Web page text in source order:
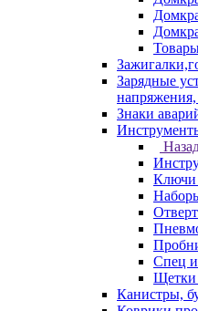
Зарядные
напряжения,
Знаки
Ключи
Спец
Щетки
Канистры,